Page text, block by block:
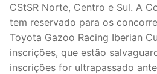
CStSR Norte, Centro e Sul. A
tem reservado para os
Toyota Gazoo Racing Iberian
inscrições, que estão
inscrições for ultrapassado